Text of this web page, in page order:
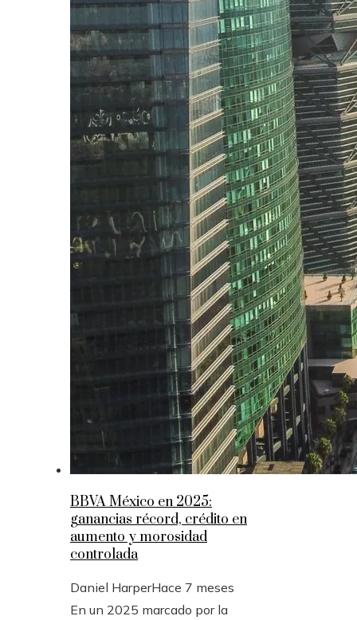
BBVA México en 2025:
ganancias récord, crédito en
aumento y morosidad
controlada
Daniel HarperHace 7 meses
En un 2025 marcado por la